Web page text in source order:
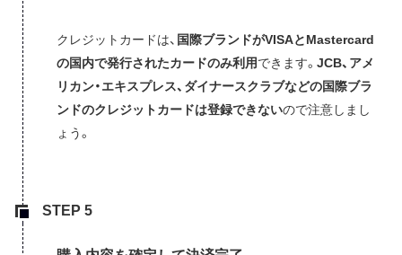
クレジットカードは、 国際ブランドがVISAとMastercard
の国内で発行されたカードのみ利用できます。 JCB、アメ
リカン・エキスプレス、ダイナースクラブなどの国際ブラ
ンドのクレジットカードは登録できないので注意しまし
ょう。